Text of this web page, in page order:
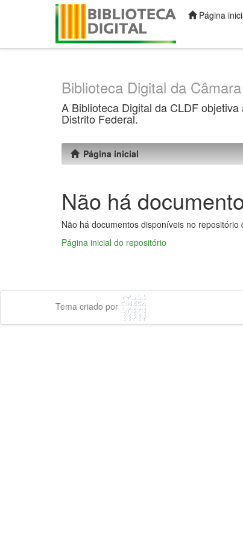
Página
Biblioteca Digital da
A Biblioteca Digital da CLDF
Distrito Federal.
Página inicial
Não há
Não há documentos disponíveis no
Página inicial do repositório
Tema criado por